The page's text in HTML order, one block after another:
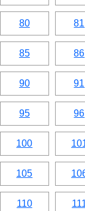
80 81
85 86
90 91
95 96
100
105
110